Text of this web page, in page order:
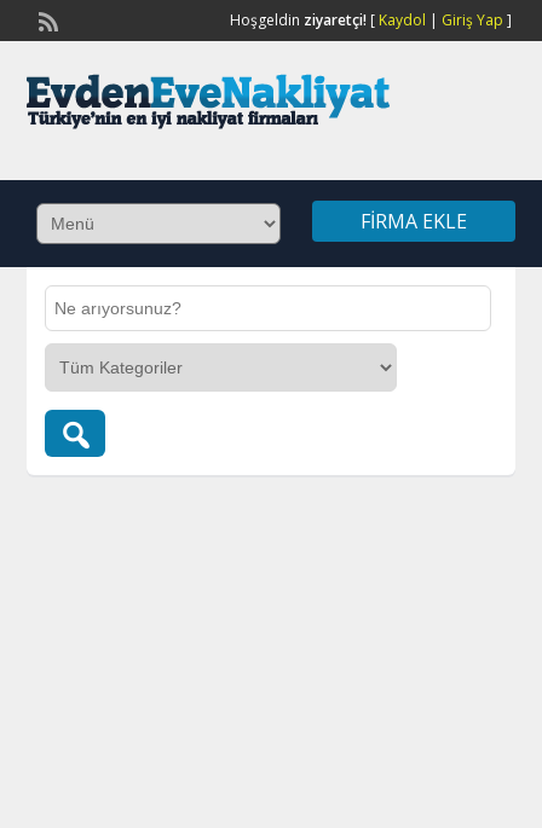
Hoşgeldin ziyaretçi![ Kaydol | Giriş Yap ]
FIRMA EKLE